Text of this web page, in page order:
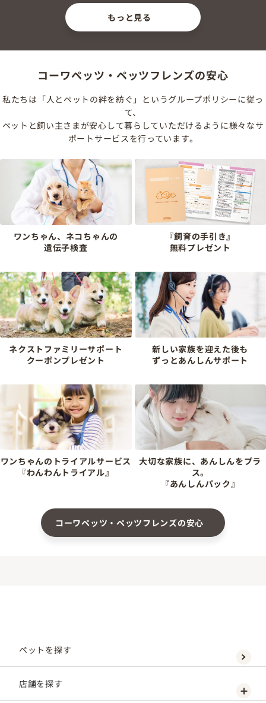
もっと見る
コーワペッツ・ペッツフレンズの安心
私たちは「人とペットの絆を紡ぐ」というグループポリシーに従っ
て、
ペットと飼い主さまが安心して暮らしていただけるように様々なサ
ポートサービスを行っています。
ワンちゃん、ネコちゃんの
遺伝子検査
『飼育の手引き』
無料プレゼント
ネクストファミリーサポート
クーポンプレゼント
新しい家族を迎えた後も
ずっとあんしんサポート
ワンちゃんのトライアルサービス
『わんわんトライアル』
大切な家族に、あんしんをプラ
ス。
『あんしんパック』
コーワペッツ・ペッツフレンズの安心
ペットを探す
店舗を探す